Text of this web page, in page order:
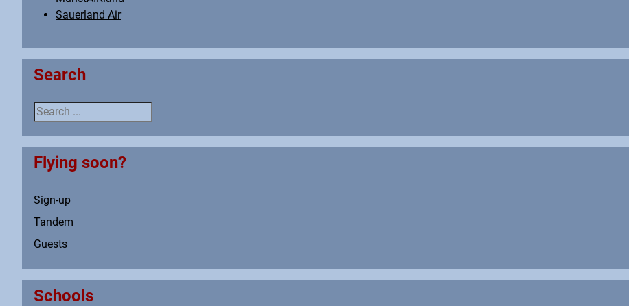
Sauerland Air
Search
Search ...
Flying soon?
Sign-up
Tandem
Guests
Schools